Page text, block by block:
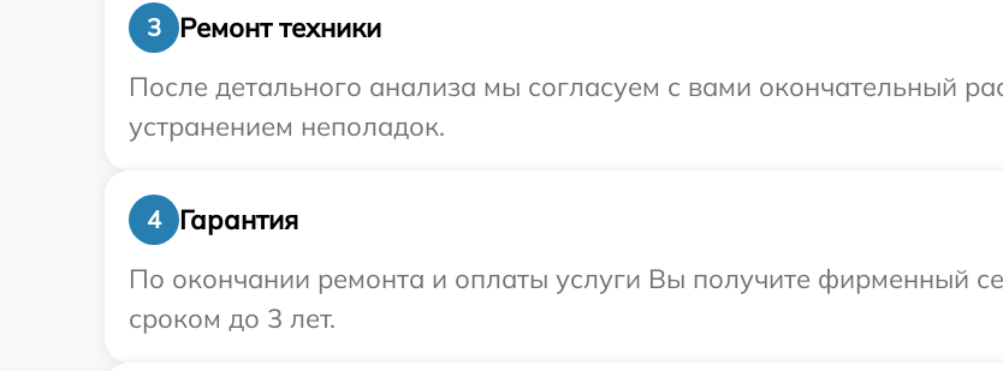
3
Ремонт техники
После детального анализа мы согласуем с вами окончательный
устранением неполадок.
4
Гарантия
По окончании ремонта и оплаты услуги Вы получите фирменный
сроком до 3 лет.